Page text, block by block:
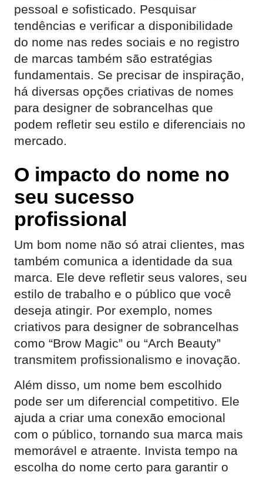
pessoal e sofisticado. Pesquisar
tendências e verificar a disponibilidade
do nome nas redes sociais e no registro
de marcas também são estratégias
fundamentais. Se precisar de inspiração,
há diversas opções criativas de nomes
para designer de sobrancelhas que
podem refletir seu estilo e diferenciais no
mercado.
O impacto do nome no
seu sucesso
profissional
Um bom nome não só atrai clientes, mas
também comunica a identidade da sua
marca. Ele deve refletir seus valores, seu
estilo de trabalho e o público que você
deseja atingir. Por exemplo, nomes
criativos para designer de sobrancelhas
como “Brow Magic” ou “Arch Beauty”
transmitem profissionalismo e inovação.
Além disso, um nome bem escolhido
pode ser um diferencial competitivo. Ele
ajuda a criar uma conexão emocional
com o público, tornando sua marca mais
memorável e atraente. Invista tempo na
escolha do nome certo para garantir o